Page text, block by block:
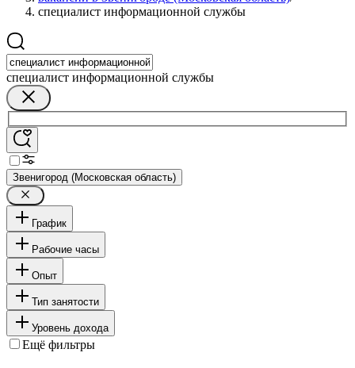
специалист информационной службы
специалист информационной службы
Звенигород (Московская область)
График
Рабочие часы
Опыт
Тип занятости
Уровень дохода
Ещё фильтры